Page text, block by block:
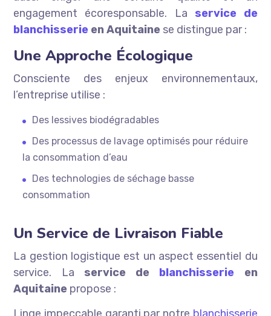
engagement écoresponsable. La service de
blanchisserie en Aquitaine se distingue par :
Une Approche Écologique
Consciente des enjeux environnementaux,
l’entreprise utilise :
Des lessives biodégradables
Des processus de lavage optimisés pour réduire
la consommation d’eau
Des technologies de séchage basse
consommation
Un Service de Livraison Fiable
La gestion logistique est un aspect essentiel du
service. La service de blanchisserie en
Aquitaine propose :